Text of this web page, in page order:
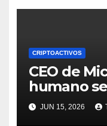
CRIPTOACTIVOS
CEO de
humano
valioso a
IA
JUN 15, 2026